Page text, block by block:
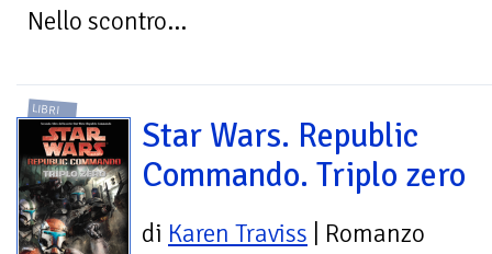
Nello scontro...
LIBRI
Star Wars. Republic
Commando. Triplo zero
di Karen Traviss | Romanzo